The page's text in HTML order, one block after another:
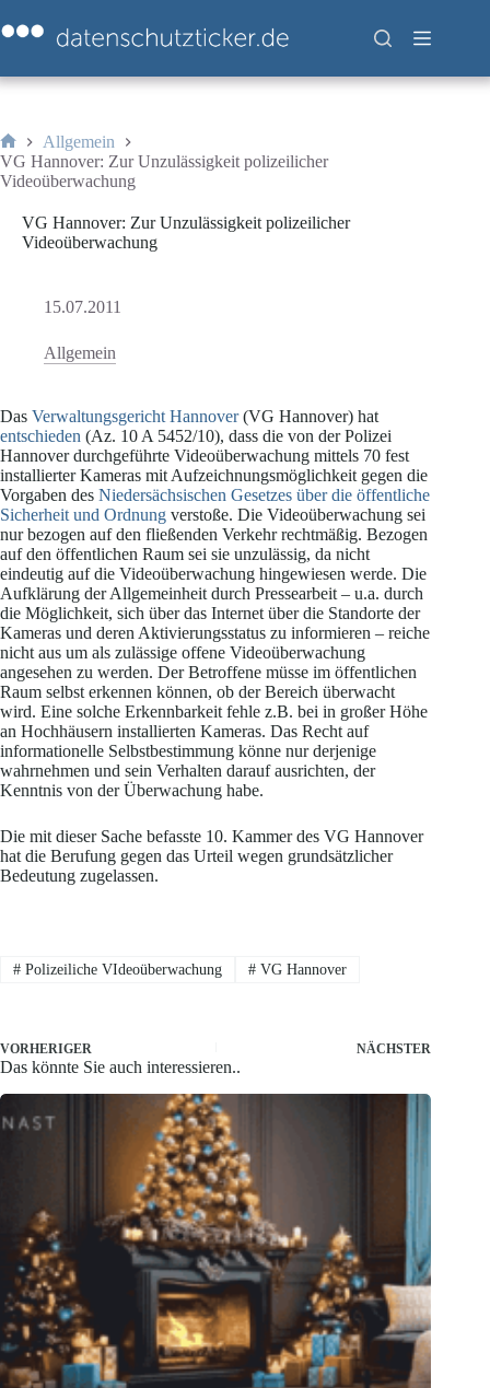
Inhalt
springen
Start
Allgemein
VG Hannover: Zur Unzulässigkeit polizeilicher
Videoüberwachung
VG Hannover: Zur Unzulässigkeit polizeilicher
Videoüberwachung
15.07.2011
Allgemein
Das Verwaltungsgericht Hannover(VG Hannover) hat
entschieden (Az. 10 A 5452/10), dass die von der Polizei
Hannover durchgeführte Videoüberwachung mittels 70 fest
installierter Kameras mit Aufzeichnungsmöglichkeit gegen die
Vorgaben des Niedersächsischen Gesetzes über die öffentliche
Sicherheit und Ordnung verstoße. Die Videoüberwachung sei
nur bezogen auf den fließenden Verkehr rechtmäßig. Bezogen
auf den öffentlichen Raum sei sie unzulässig, da nicht
eindeutig auf die Videoüberwachung hingewiesen werde. Die
Aufklärung der Allgemeinheit durch Pressearbeit – u.a. durch
die Möglichkeit, sich über das Internet über die Standorte der
Kameras und deren Aktivierungsstatus zu informieren – reiche
nicht aus um als zulässige offene Videoüberwachung
angesehen zu werden. Der Betroffene müsse im öffentlichen
Raum selbst erkennen können, ob der Bereich überwacht
wird. Eine solche Erkennbarkeit fehle z.B. bei in großer Höhe
an Hochhäusern installierten Kameras. Das Recht auf
informationelle Selbstbestimmung könne nur derjenige
wahrnehmen und sein Verhalten darauf ausrichten, der
Kenntnis von der Überwachung habe.
Die mit dieser Sache befasste 10. Kammer des VG Hannover
hat die Berufung gegen das Urteil wegen grundsätzlicher
Bedeutung zugelassen.
#Polizeiliche VIdeoüberwachung #VG Hannover
VORHERIGER NÄCHSTER
Das könnte Sie auch interessieren..